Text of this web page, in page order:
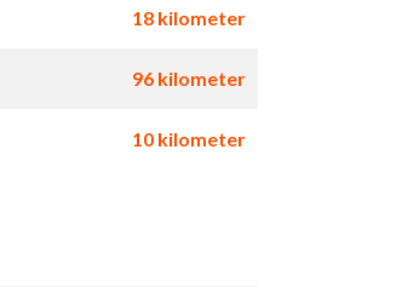
18 kilometer
96 kilometer
10 kilometer